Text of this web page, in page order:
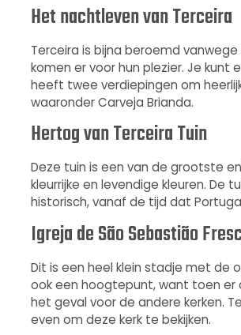
Het nachtleven van Terceira
Terceira is bijna beroemd
komen er voor hun plezier. Je kunt
heeft twee verdiepingen om
waaronder Carveja Brianda.
Hertog van Terceira Tuin
Deze tuin is een van de grootste
kleurrijke en levendige kleuren. De
historisch, vanaf de tijd dat
Igreja de São Sebastião
Dit is een heel klein stadje met de
ook een hoogtepunt, want toen er
het geval voor de andere kerken.
even om deze kerk te bekijken.